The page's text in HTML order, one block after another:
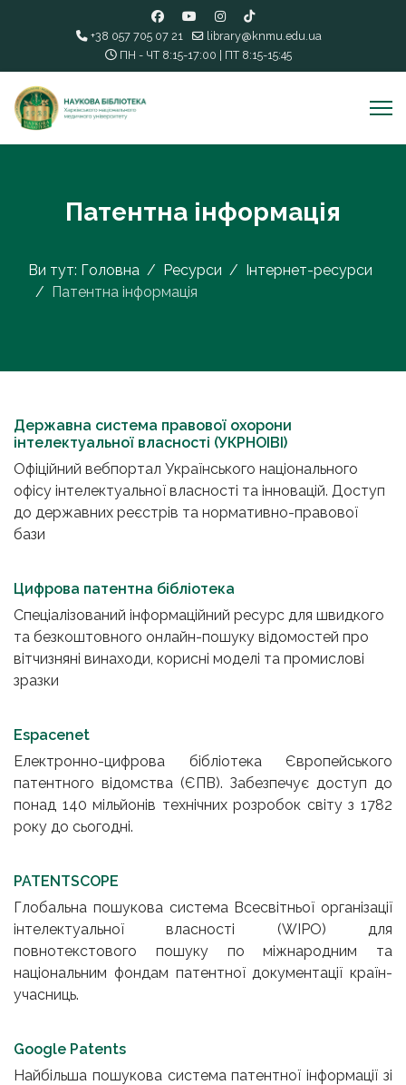
+38 057 705 07 21
library@knmu.edu.ua
ПН - ЧТ 8:15-17:00 | ПТ 8:15-15:45
Патентна інформація
Ви тут: Головна Ресурси
Інтернет-ресурси
Патентна інформація
Державна система правової охорони
інтелектуальної власності (УКРНОІВІ)
Офіційний вебпортал Українського національного
офісу інтелектуальної власності та інновацій. Доступ
до державних реєстрів та нормативно-правової
бази
Цифрова патентна бібліотека
Спеціалізований інформаційний ресурс для швидкого
та безкоштовного онлайн-пошуку відомостей про
вітчизняні винаходи, корисні моделі та промислові
зразки
Espacenet
Електронно-цифрова бібліотека Європейського
патентного відомства (ЄПВ). Забезпечує доступ до
понад 140 мільйонів технічних розробок світу з 1782
року до сьогодні.
PATENTSCOPE
Глобальна пошукова система Всесвітньої організації
інтелектуальної власності (WIPO) для
повнотекстового пошуку по міжнародним та
національним фондам патентної документації країн-
учасниць.
Google Patents
Найбільша пошукова система патентної інформації зі